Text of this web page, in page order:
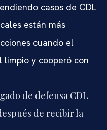
casos de CDL
están más
cuando el
y cooperó con
de defensa CDL
de recibir la